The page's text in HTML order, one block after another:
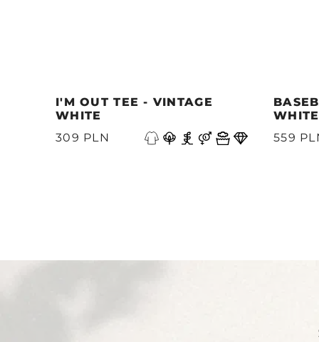
I'M OUT TEE - VINTAGE
WHITE
309 PLN
WHITE
559
Precedente